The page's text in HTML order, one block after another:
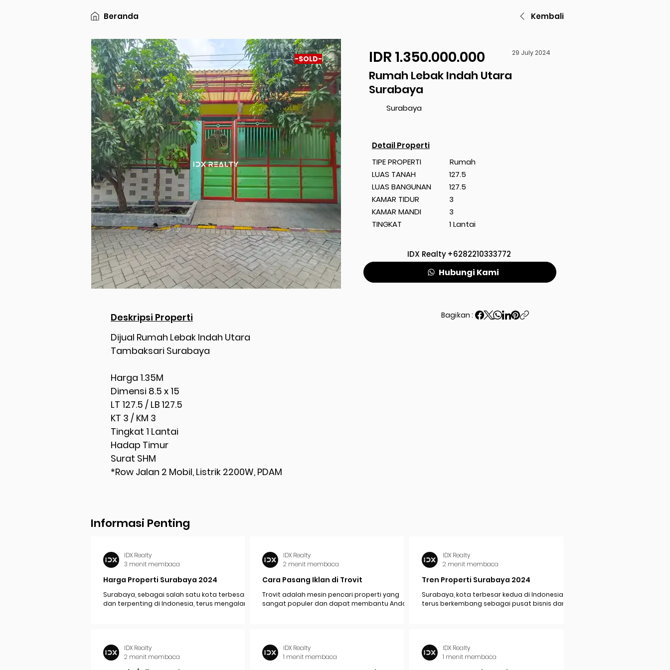
Beranda Kembali
Dijual
-SOLD- IDR 1.350.000.000 29 July 2024
Rumah Lebak Indah Utara
Surabaya
Surabaya
Detail Properti
TIPE PROPERTI
LUAS TANAH
LUAS BANGUNAN
KAMAR TIDUR
KAMAR MANDI
TINGKAT
Rumah
127.5
127.5
3
3
1 Lantai
IDX Realty+6282210333772
Hubungi Kami
Deskripsi Properti Bagikan :
Dijual Rumah Lebak Indah Utara
Tambaksari Surabaya
Harga 1.35M
Dimensi 8.5 x 15
LT 127.5 / LB 127.5
KT 3 / KM 3
Tingkat 1 Lantai
Hadap Timur
Surat SHM
*Row Jalan 2 Mobil, Listrik 2200W, PDAM
Informasi Penting
Harga Properti Surabaya 2024
Surabaya, sebagai salah satu kota terbesar
dan terpenting di Indonesia, terus mengalami
IDX Realty
3 menit membaca
Cara Pasang Iklan di Trovit
Trovit adalah mesin pencari properti yang
sangat populer dan dapat membantu Anda
IDX Realty
2 menit membaca
Tren Properti Surabaya 2024
Surabaya, kota terbesar kedua di Indonesia,
terus berkembang sebagai pusat bisnis dan
IDX Realty
2 menit membaca
IDX Realty
2 menit membaca
IDX Realty
1 menit membaca
IDX Realty
1 menit membaca